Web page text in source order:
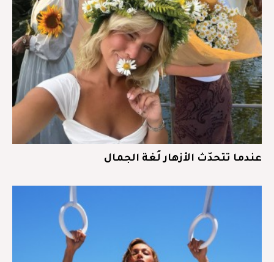
عندما تتحدّث الأزهار لُغة الجمال